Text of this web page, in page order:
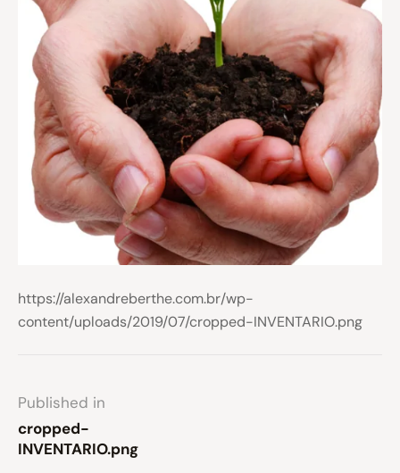
https://alexandreberthe.com.br/wp-
content/uploads/2019/07/cropped-INVENTARIO.png
Published in
cropped-
INVENTARIO.png